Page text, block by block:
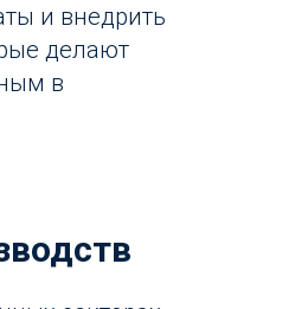
и внедрить
делают
в